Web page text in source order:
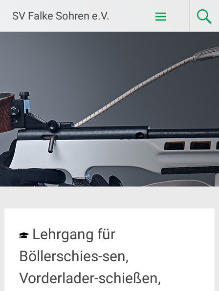
Inhalt
springen
SV Falke Sohren e.V.
Lehrgang für
Böllerschies-sen,
Vorderlader-schießen,